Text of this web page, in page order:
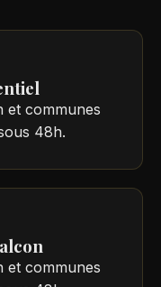
et communes
48h.
et communes